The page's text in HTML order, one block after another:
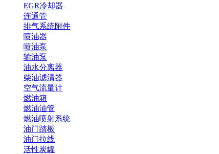
EGR冷却器
连通管
排气系统附件
喷油器
喷油泵
输油泵
油水分离器
柴油滤清器
空气流量计
燃油箱
燃油油管
燃油喷射系统
油门踏板
油门拉线
活性炭罐